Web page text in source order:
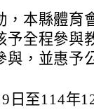
，本縣體育
予全程參與
與，並惠予
日至114年